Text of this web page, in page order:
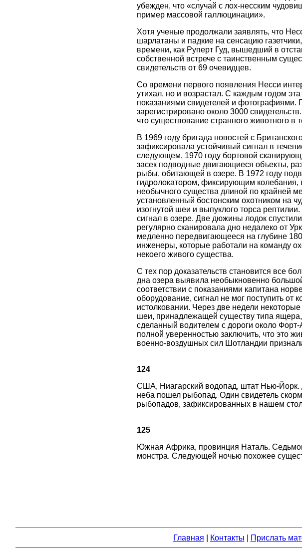
убежден, что «случай с лох-несским
пример массовой галлюцинации».
Хотя ученые продолжали заявлять, что
шарлатаны и падкие на сенсацию
времени, как Руперт Гуд, вышедший в
собственной встрече с таинственным
свидетельств от 69 очевидцев.
Со времени первого появления Несси
утихал, но и возрастал. С каждым годом
показаниями свидетелей и
зарегистрировано около 3000
что существование странного животного в
В 1969 году бригада новостей с
зафиксировала устойчивый сигнал в
следующем, 1970 году бортовой
засек подводные двигающиеся объекты,
рыбы, обитающей в озере. В 1972 году
гидролокатором, фиксирующим колебания,
необычного существа длиной по крайней
установленный бостонским охотником на
изогнутой шеи и выпуклого торса
сигнал в озере. Две дюжины лодок
регулярно сканировала дно недалеко от
медленно передвигающееся на глубине
инженеры, которые работали на команду
некоего живого существа.
С тех пор доказательств становится все
дна озера выявила необыкновенно
соответствии с показаниями капитана
оборудование, сигнал не мог поступить от
истолковании. Через две недели
шеи, принадлежащей существу типа
сделанный водителем с дороги около
полной уверенностью заключить, что это
военно-воздушных сил Шотландии
124
США, Ниагарский водопад, штат Нью-Йорк.
неба пошел рыбопад. Один свидетель
рыбопадов, зафиксированных в нашем
125
Южная Африка, провинция Наталь.
монстра. Следующей ночью похожее
Главная Контакты Прислать